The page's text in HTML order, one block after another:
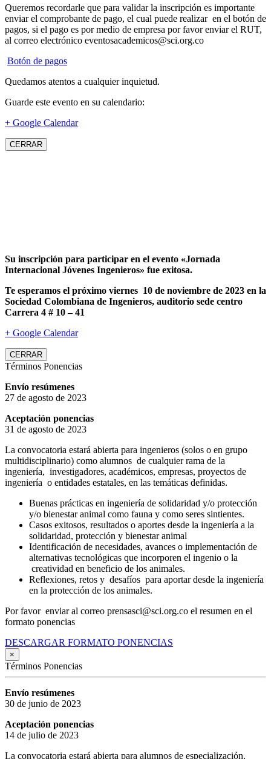
Queremos recordarle que para validar la inscripción es importante
enviar el comprobante de pago, el cual puede realizar en el botón de
pagos, si el pago es por medio de empresa por favor enviar el RUT,
al correo electrónico eventosacademicos@sci.org.co
Botón de pagos
Quedamos atentos a cualquier inquietud.
Guarde este evento en su calendario:
+ Google Calendar
CERRAR
Su inscripción para participar en el evento «Jornada
Internacional Jóvenes Ingenieros» fue exitosa.
Te esperamos el próximo viernes 10 de noviembre de 2023 en la
Sociedad Colombiana de Ingenieros, auditorio sede centro
Carrera 4 # 10 – 41
+ Google Calendar
CERRAR
Términos Ponencias
Envío resúmenes
27 de agosto de 2023
Aceptación ponencias
31 de agosto de 2023
La convocatoria estará abierta para ingenieros (solos o en grupo
multidisciplinario) como alumnos de cualquier rama de la
ingeniería, investigadores, académicos, empresas, proyectos de
ingeniería o entidades estatales, en las temáticas definidas.
Buenas prácticas en ingeniería de solidaridad y/o protección
y/o bienestar animal como fauna y como seres sintientes.
Casos exitosos, resultados o aportes desde la ingeniería a la
solidaridad, protección y bienestar animal
Identificación de necesidades, avances o implementación de
alternativas tecnológicas que incorporen el ingenio o la
creatividad en beneficio de los animales.
Reflexiones, retos y desafíos para aportar desde la ingeniería
en la protección de los animales.
Por favor enviar al correo prensasci@sci.org.co el resumen en el
formato ponencias
DESCARGAR FORMATO PONENCIAS
×
Términos Ponencias
Envío resúmenes
30 de junio de 2023
Aceptación ponencias
14 de julio de 2023
La convocatoria estará abierta para alumnos de especialización,